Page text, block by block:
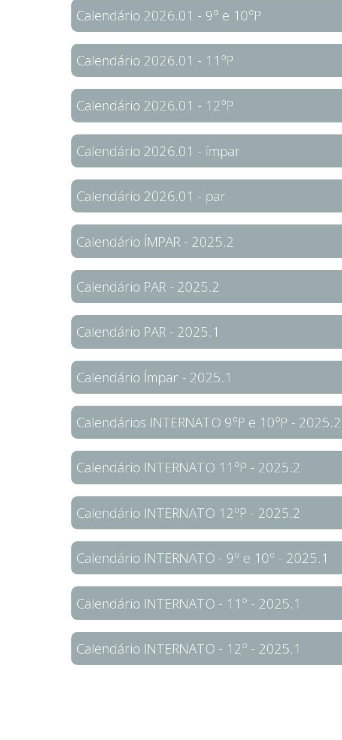
Calendário 2026.01 - 9º e 10ºP
Calendário 2026.01 - 11ºP
Calendário 2026.01 - 12ºP
Calendário 2026.01 - ímpar
Calendário 2026.01 - par
Calendário ÍMPAR - 2025.2
Calendário PAR - 2025.2
Calendário PAR - 2025.1
Calendário Ímpar - 2025.1
Calendários INTERNATO 9ºP e 10ºP - 2025.2
Calendário INTERNATO 11ºP - 2025.2
Calendário INTERNATO 12ºP - 2025.2
Calendário INTERNATO - 9º e 10º - 2025.1
Calendário INTERNATO - 11º - 2025.1
Calendário INTERNATO - 12º - 2025.1